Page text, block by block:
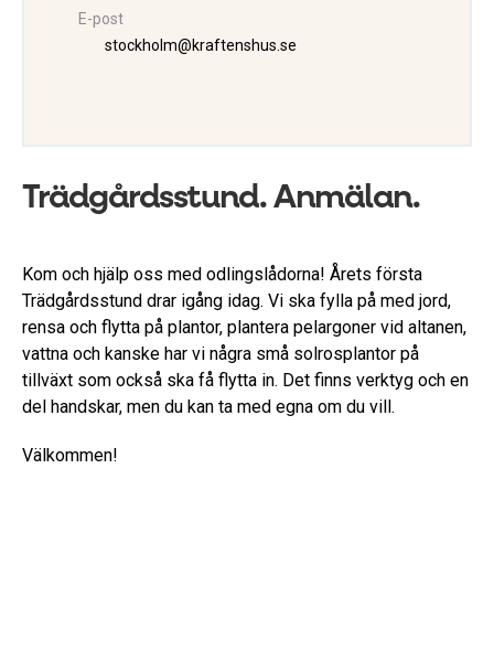
E-post
stockholm@kraftenshus.se
Trädgårdsstund. Anmälan.
Kom och hjälp oss med odlingslådorna! Årets första
Trädgårdsstund drar igång idag. Vi ska fylla på med jord,
rensa och flytta på plantor, plantera pelargoner vid altanen,
vattna och kanske har vi några små solrosplantor på
tillväxt som också ska få flytta in. Det finns verktyg och en
del handskar, men du kan ta med egna om du vill.
Välkommen!